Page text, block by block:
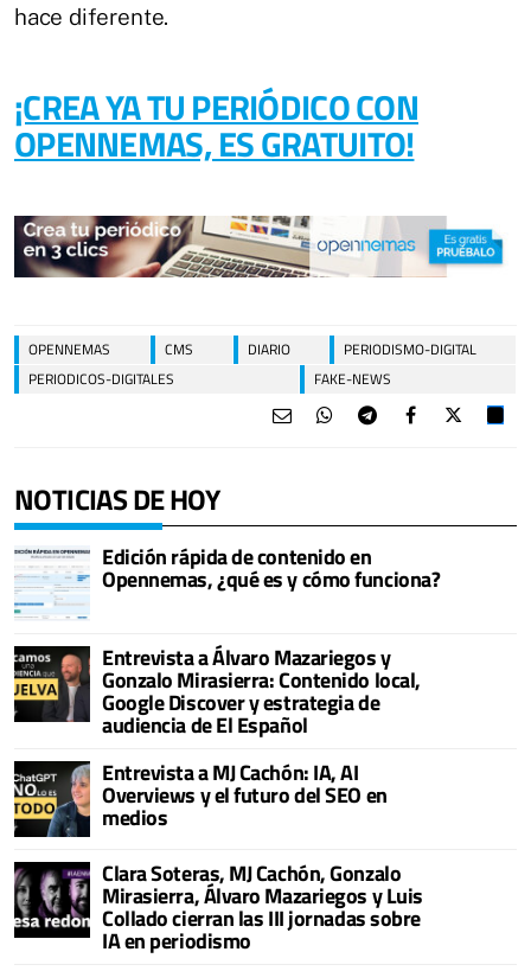
hace diferente.
¡CREA YA TU PERIÓDICO CON
OPENNEMAS, ES GRATUITO!
OPENNEMAS CMS DIARIO
PERIODISMO-DIGITAL
PERIODICOS-DIGITALES
FAKE-NEWS
NOTICIAS DE HOY
Edición rápida de contenido en
Opennemas, ¿qué es y cómo funciona?
Entrevista a Álvaro Mazariegos y
Gonzalo Mirasierra: Contenido local,
Google Discover y estrategia de
audiencia de El Español
Entrevista a MJ Cachón: IA, AI
Overviews y el futuro del SEO en
medios
Clara Soteras, MJ Cachón, Gonzalo
Mirasierra, Álvaro Mazariegos y Luis
Collado cierran las III jornadas sobre
IA en periodismo